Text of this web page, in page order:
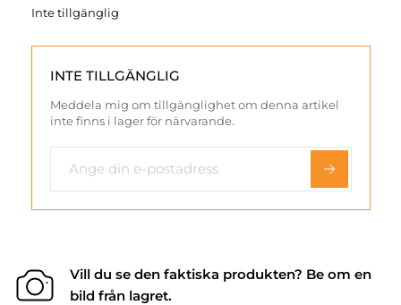
Inte tillgänglig
INTE TILLGÄNGLIG
Meddela mig om tillgänglighet om denna artikel
inte finns i lager för närvarande.
Vill du se den faktiska produkten? Be om en
bild från lagret.